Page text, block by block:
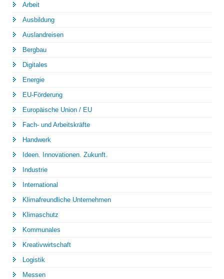
Arbeit
Ausbildung
Auslandreisen
Bergbau
Digitales
Energie
EU-Förderung
Europäische Union / EU
Fach- und Arbeitskräfte
Handwerk
Ideen. Innovationen. Zukunft.
Industrie
International
Klimafreundliche Unternehmen
Klimaschutz
Kommunales
Kreativwirtschaft
Logistik
Messen